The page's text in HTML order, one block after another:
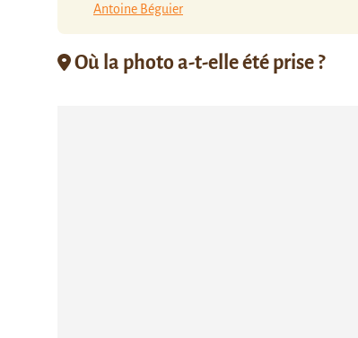
Antoine Béguier
Où la photo a-t-elle été prise ?